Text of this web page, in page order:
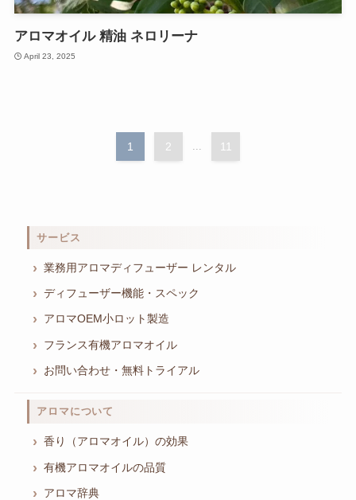
アロマオイル 精油 ネロリーナ
April 23, 2025
1 2 ... 11
サービス
業務用アロマディフューザー レンタル
ディフューザー機能・スペック
アロマOEM小ロット製造
フランス有機アロマオイル
お問い合わせ・無料トライアル
アロマについて
香り（アロマオイル）の効果
有機アロマオイルの品質
アロマ辞典